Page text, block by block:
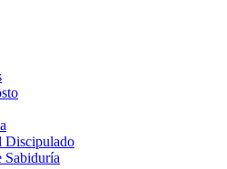
Discipulado
Sabiduría